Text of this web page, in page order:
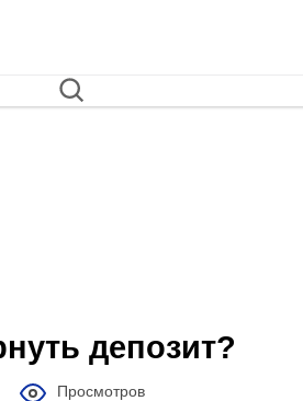
депозит?
Просмотров